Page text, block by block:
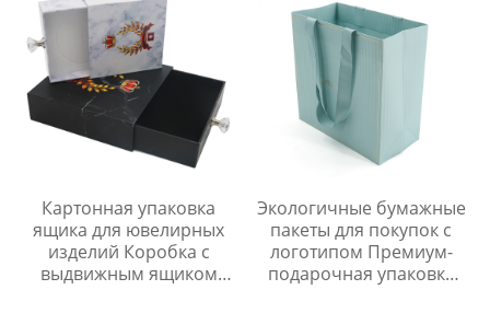
Картонная упаковка
ящика для ювелирных
изделий Коробка с
выдвижным ящиком
Экологичные бумажные
пакеты для покупок с
логотипом Премиум-
подарочная упаковка